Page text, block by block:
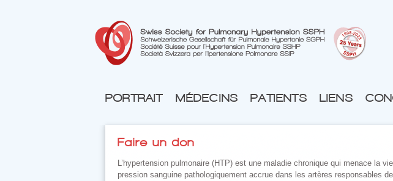
PORTRAIT MÉDECINS PATIENTS LIENS
Faire un don
L’hypertension pulmonaire (HTP) est une maladie chronique qui menace la
pression sanguine pathologiquement accrue dans les artères responsables